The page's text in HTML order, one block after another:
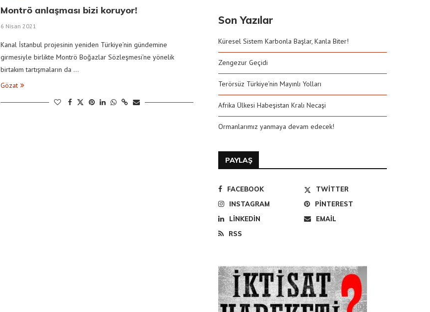
Montrö anlaşması bizi koruyor!
6 Nisan 2021
Kanal İstanbul projesinin yeniden Türkiye’nin gündemine
girmesiyle birlikte Montrö Boğazlar Sözleşmesi’ne yönelik
birtakım tartışmaların da …
Gözat
Son Yazılar
Küresel Sistem Karbonla Başlar, Kanla Biter!
Zengezur Geçidi
Terörsüz Türkiye’nin Mayınlı Yolları
Afrika Ülkesi Habeşistan Kralı Necaşi
Ormanlarımız yanmaya devam edecek!
PAYLAŞ
FACEBOOK
TWITTER
INSTAGRAM
PINTEREST
LINKEDIN
EMAIL
RSS